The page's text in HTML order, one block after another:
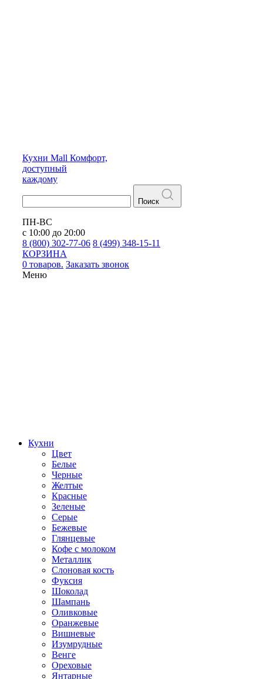
Кухни Mall Комфорт,
доступный
каждому
Поиск
ПН-ВС
с 10:00 до 20:00
8 (800) 302-77-06 8 (499) 348-15-11
КОРЗИНА
0 товаров. Заказать звонок
Меню
Кухни
Цвет
Белые
Черные
Желтые
Красные
Зеленые
Серые
Бежевые
Глянцевые
Кофе с молоком
Металлик
Слоновая кость
Фуксия
Шоколад
Шампань
Оливковые
Оранжевые
Вишневые
Изумрудные
Венге
Ореховые
Янтарные